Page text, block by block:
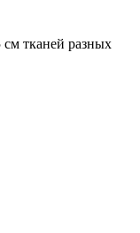
тканей разных